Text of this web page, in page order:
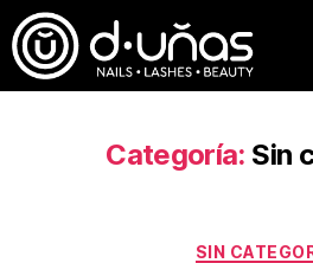
Categoría: Sin
SIN